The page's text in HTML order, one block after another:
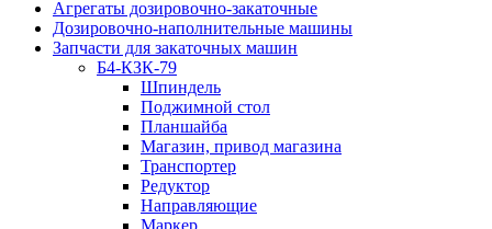
Агрегаты дозировочно-закаточные
Дозировочно-наполнительные машины
Запчасти для закаточных машин
Б4-КЗК-79
Шпиндель
Поджимной стол
Планшайба
Магазин, привод магазина
Транспортер
Редуктор
Направляющие
Маркер